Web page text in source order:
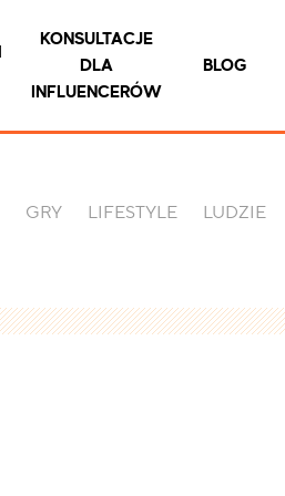
KONSULTACJE
DLA
INFLUENCERÓW
BLOG
GRY LIFESTYLE LUDZIE